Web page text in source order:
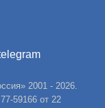
2001 - 2026.
59166 от 22